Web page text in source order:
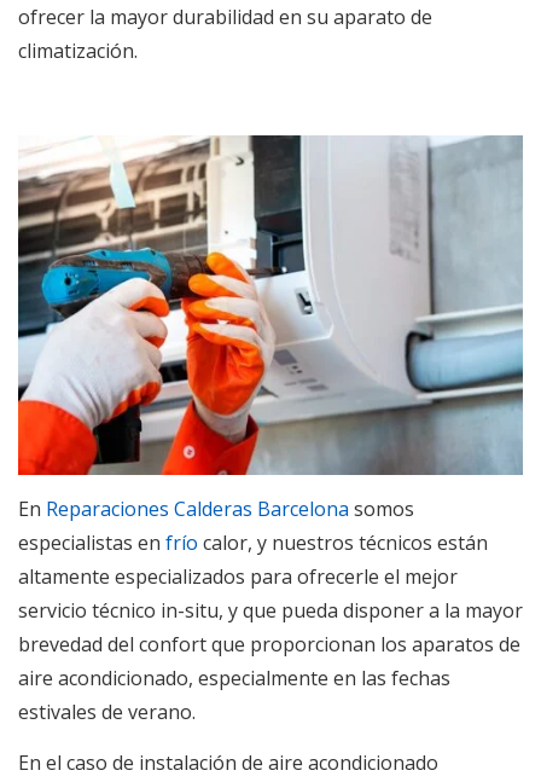
ofrecer la mayor durabilidad en su aparato de
climatización.
En Reparaciones Calderas Barcelona somos
especialistas en frío calor, y nuestros técnicos están
altamente especializados para ofrecerle el mejor
servicio técnico in-situ, y que pueda disponer a la mayor
brevedad del confort que proporcionan los aparatos de
aire acondicionado, especialmente en las fechas
estivales de verano.
En el caso de instalación de aire acondicionado